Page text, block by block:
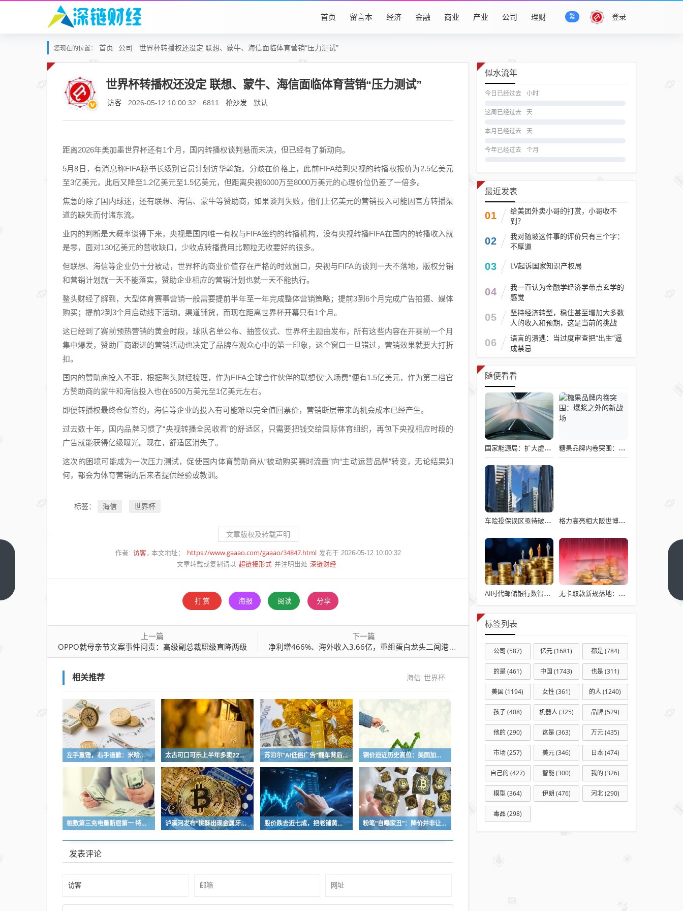
登录
繁
首页 留言本 经济 金融 商业 产业 公司 理财
您现在的位置： 首页 公司 世界杯转播权还没定 联想、蒙牛、海信面临体育营销“压力测试”
世界杯转播权还没定 联想、蒙牛、海信面临体育营销“压力测试”
访客 2026-05-12 10:00:32 6811 抢沙发 默认
距离2026年美加墨世界杯还有1个月，国内转播权谈判悬而未决，但已经有了新动向。
5月8日，有消息称FIFA秘书长级别官员计划访华斡旋。分歧在价格上，此前FIFA给到央视的转播权报价为2.5亿美元
至3亿美元，此后又降至1.2亿美元至1.5亿美元，但距离央视6000万至8000万美元的心理价位仍差了一倍多。
焦急的除了国内球迷，还有联想、海信、蒙牛等赞助商，如果谈判失败，他们上亿美元的营销投入可能因官方转播渠
道的缺失而付诸东流。
业内的判断是大概率谈得下来，央视是国内唯一有权与FIFA签约的转播机构，没有央视转播FIFA在国内的转播收入就
是零，面对130亿美元的营收缺口，少收点转播费用比颗粒无收要好的很多。
但联想、海信等企业仍十分被动，世界杯的商业价值存在严格的时效窗口，央视与FIFA的谈判一天不落地，版权分销
和营销计划就一天不能落实，赞助企业相应的营销计划也就一天不能执行。
鳌头财经了解到，大型体育赛事营销一般需要提前半年至一年完成整体营销策略；提前3到6个月完成广告拍摄、媒体
购买；提前2到3个月启动线下活动。渠道铺货，而现在距离世界杯开幕只有1个月。
这已经到了赛前预热营销的黄金时段，球队名单公布、抽签仪式、世界杯主题曲发布，所有这些内容在开赛前一个月
集中爆发，赞助厂商跟进的营销活动也决定了品牌在观众心中的第一印象，这个窗口一旦错过，营销效果就要大打折
扣。
国内的赞助商投入不菲，根据鳌头财经梳理，作为FIFA全球合作伙伴的联想仅“入场费”便有1.5亿美元，作为第二档官
方赞助商的蒙牛和海信投入也在6500万美元至1亿美元左右。
即便转播权最终仓促签约，海信等企业的投入有可能难以完全值回票价，营销断层带来的机会成本已经产生。
过去数十年，国内品牌习惯了“央视转播全民收看”的舒适区，只需要把钱交给国际体育组织，再包下央视相应时段的
广告就能获得亿级曝光。现在，舒适区消失了。
这次的困境可能成为一次压力测试，促使国内体育赞助商从“被动购买赛时流量”向“主动运营品牌”转变，无论结果如
何，都会为体育营销的后来者提供经验或教训。
标签： 海信 世界杯
文章版权及转载声明
作者: 访客 本文地址： https://www.gaaao.com/gaaao/34847.html 发布于 2026-05-12 10:00:32
文章转载或复制请以 超链接形式 并注明出处 深链财经
打赏 海报 阅读 分享
上一篇
OPPO就母亲节文案事件问责：高级副总裁职级直降两级
下一篇
净利增466%、海外收入3.66亿，重组蛋白龙头二闯港交所
相关推荐 海信 世界杯
左手重锤，右手道歉：米哈游陷入彷徨 太古可口可乐上半年多卖22亿+，中国内地市场贡献超7成 苏泊尔“AI低俗广告”翻车背后：83%外资全盘掌控，陷入流量内卷、质量频发的负循环 铜价迫近历史高位：美国加税“抢铜”、中国立法保护
桩数第三充电量断层第一 特来电们为什么赢不了滴滴？ 泸溪河发布“桃酥出现金属牙冠”事件调查结论：视频情况不属实，当事人已主动删除致歉 股价跌去近七成，把老铺黄金当“奢侈品”抢的支持者不买单了 粉笔“自曝家丑”：降价并非让利，模仿同行产品弄巧成拙，同步推出历史学员退费方案
发表评论
似水流年
今日已经过去 小时
这周已经过去 天
本月已经过去 天
今年已经过去 个月
最近发表
01
给美团外卖小哥的打赏，小哥收不
到？
02
我对随坡这件事的评价只有三个字：
不厚道
03 LV起诉国家知识产权局
04
我一直认为金融学经济学带点玄学的
感觉
05
坚持经济转型，稳住甚至增加大多数
人的收入和预期，这是当前的挑战
06
语言的溃逃：当过度审查把“出生”逼
成禁忌
随便看看
国家能源局：扩大虚拟电厂聚合规模 拓展车网互动应用 糖果品牌内卷突围：爆浆之外的新战场
车险投保误区亟待破解 专家支招：按需配置避免“无效买单” 格力高亮相大阪世博会 展百年健康美味创新
AI时代邮储银行数智化转型新突破 无卡取款新规落地：双重验证 + 限额管控，数字凭证安全成核心
标签列表
公司 (587) 亿元(1681) 都是(784)
的是(461) 中国 (1743) 也是(311)
美国 (1194) 女性 (361) 的人(1240)
孩子(408) 机器人(325) 品牌(529)
他的 (290) 这是(363) 万元(435)
市场(257) 美元(346) 日本(474)
自己的 (427) 智能(300) 我的 (326)
模型 (364) 伊朗 (476) 河北(290)
毒品 (298)